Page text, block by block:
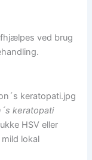
ved brug
keratopati
HSV eller
lokal